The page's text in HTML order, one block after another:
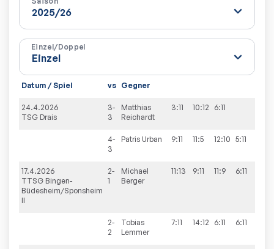
Einzel/Doppel
Datum / Spiel vs Gegner
24.4.2026
TSG Drais
3-
3
Matthias
Reichardt
3:11 10:12 6:11
4-
3
Patris Urban 9:11 11:5 12:10 5:11
17.4.2026
TTSG Bingen-
Büdesheim/Sponsheim
II
2-
1
Michael
Berger
11:13 9:11 11:9 6:11
2-
2
Tobias
Lemmer
7:11 14:12 6:11 6:11